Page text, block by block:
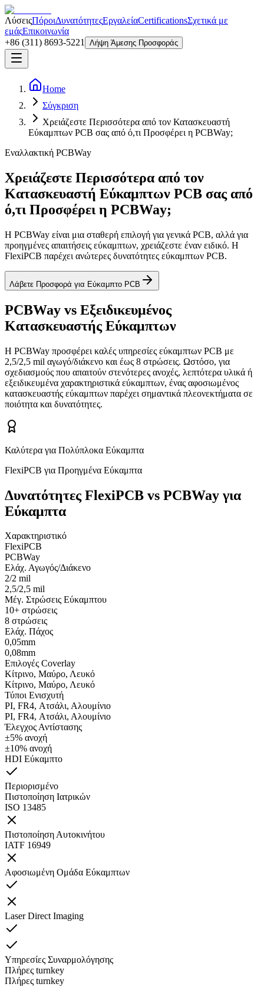
ΛύσειςΠόροιΔυνατότητεςΕργαλείαCertificationsΣχετικά με
εμάςΕπικοινωνία
+86 (311) 8693-5221
Λήψη Άμεσης Προσφοράς
Home
Σύγκριση
Χρειάζεστε Περισσότερα από τον Κατασκευαστή
Εύκαμπτων PCB σας από ό,τι Προσφέρει η PCBWay;
Εναλλακτική PCBWay
Χρειάζεστε Περισσότερα από τον
Κατασκευαστή Εύκαμπτων PCB σας από
ό,τι Προσφέρει η PCBWay;
Η PCBWay είναι μια σταθερή επιλογή για γενικά PCB, αλλά για
προηγμένες απαιτήσεις εύκαμπτων, χρειάζεστε έναν ειδικό. Η
FlexiPCB παρέχει ανώτερες δυνατότητες εύκαμπτων PCB.
Λάβετε Προσφορά για Εύκαμπτο PCB
PCBWay vs Εξειδικευμένος
Κατασκευαστής Εύκαμπτων
Η PCBWay προσφέρει καλές υπηρεσίες εύκαμπτων PCB με
2,5/2,5 mil αγωγό/διάκενο και έως 8 στρώσεις. Ωστόσο, για
σχεδιασμούς που απαιτούν στενότερες ανοχές, λεπτότερα υλικά ή
εξειδικευμένα χαρακτηριστικά εύκαμπτων, ένας αφοσιωμένος
κατασκευαστής εύκαμπτων παρέχει σημαντικά πλεονεκτήματα σε
ποιότητα και δυνατότητες.
Καλύτερα για Πολύπλοκα Εύκαμπτα
FlexiPCB για Προηγμένα Εύκαμπτα
Δυνατότητες FlexiPCB vs PCBWay για
Εύκαμπτα
Χαρακτηριστικό
FlexiPCB
PCBWay
Ελάχ. Αγωγός/Διάκενο
2/2 mil
2,5/2,5 mil
Μέγ. Στρώσεις Εύκαμπτου
10+ στρώσεις
8 στρώσεις
Ελάχ. Πάχος
0,05mm
0,08mm
Επιλογές Coverlay
Κίτρινο, Μαύρο, Λευκό
Κίτρινο, Μαύρο, Λευκό
Τύποι Ενισχυτή
PI, FR4, Ατσάλι, Αλουμίνιο
PI, FR4, Ατσάλι, Αλουμίνιο
Έλεγχος Αντίστασης
±5% ανοχή
±10% ανοχή
HDI Εύκαμπτο
Περιορισμένο
Πιστοποίηση Ιατρικών
ISO 13485
Πιστοποίηση Αυτοκινήτου
IATF 16949
Αφοσιωμένη Ομάδα Εύκαμπτων
Laser Direct Imaging
Υπηρεσίες Συναρμολόγησης
Πλήρες turnkey
Πλήρες turnkey